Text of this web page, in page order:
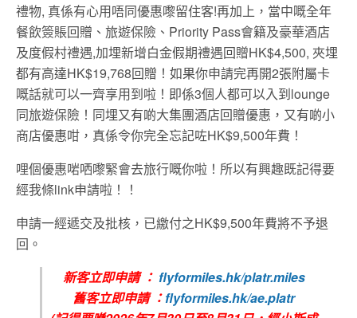
禮物, 真係有心用唔同優惠嚟留住客!再加上，當中嘅全年
餐飲簽賬回贈、旅遊保險、Priority Pass會籍及豪華酒店
及度假村禮遇,加埋新增白金假期禮遇回贈HK$4,500, 夾埋
都有高達HK$19,768回贈！如果你申請完再開2張附屬卡
嘅話就可以一齊享用到啦！即係3個人都可以入到lounge
同旅遊保險！同埋又有啲大集團酒店回贈優惠，又有啲小
商店優惠咁，真係令你完全忘記咗HK$9,500年費！
哩個優惠啱哂嚟緊會去旅行嘅你啦！所以有興趣既記得要
經我條link申請啦！！
申請一經遞交及批核，已繳付之HK$9,500年費將不予退
回。
新客立即申請 ： flyformiles.hk/platr.miles
舊客立即申請 ：flyformiles.hk/ae.platr